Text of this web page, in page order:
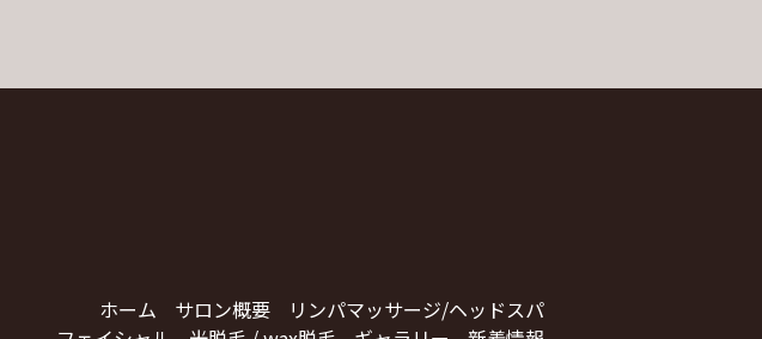
ホーム
サロン概要
リンパマッサージ/ヘッドスパ